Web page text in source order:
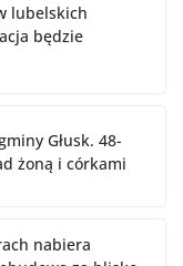
lubelskich
będzie
Głusk. 48-
żoną i córkami
nabiera